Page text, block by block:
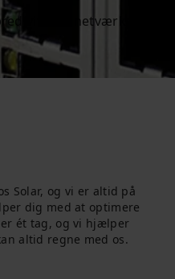
vifte af netværkskabler
Solar, og vi er altid på
dig med at optimere
ét tag, og vi hjælper
altid regne med os.